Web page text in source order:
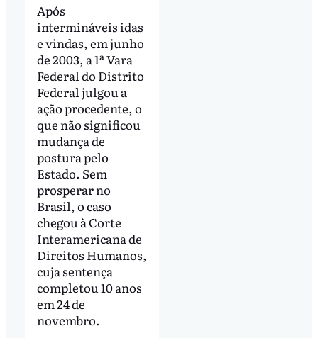
Após
intermináveis idas
e vindas, em junho
de 2003, a 1ª Vara
Federal do Distrito
Federal julgou a
ação procedente, o
que não significou
mudança de
postura pelo
Estado. Sem
prosperar no
Brasil, o caso
chegou à Corte
Interamericana de
Direitos Humanos,
cuja sentença
completou 10 anos
em 24 de
novembro.